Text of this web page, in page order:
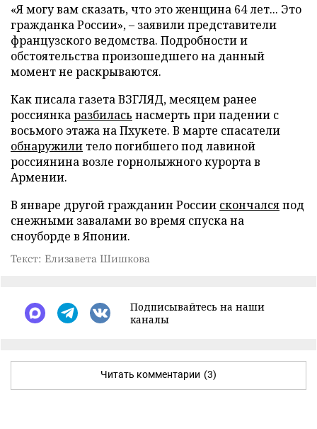
«Я могу вам сказать, что это женщина 64 лет... Это
гражданка России», – заявили представители
французского ведомства. Подробности и
обстоятельства произошедшего на данный
момент не раскрываются.
Как писала газета ВЗГЛЯД, месяцем ранее
россиянкаразбилась насмерть при падении с
восьмого этажа на Пхукете. В марте спасатели
обнаружили тело погибшего под лавиной
россиянина возле горнолыжного курорта в
Армении.
В январе другой гражданин России скончалсяпод
снежными завалами во время спуска на
сноуборде в Японии.
Текст: Елизавета Шишкова
Подписывайтесь на наши
каналы
Читать комментарии (3)